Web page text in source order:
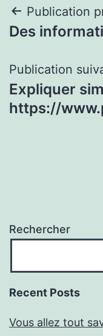
de
l’article
Publication
Des
Publication
Expliquer
https://
Rechercher
Recent Posts
Vous allez tout